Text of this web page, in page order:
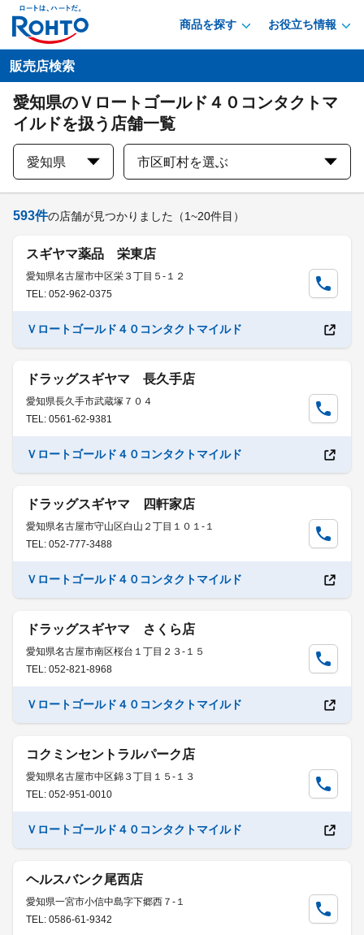
商品を探す お役立ち情報
販売店検索
愛知県のＶロートゴールド４０コンタクトマ
イルドを扱う店舗一覧
愛知県 市区町村を選ぶ
593件の店舗が見つかりました （1~20件目）
スギヤマ薬品 栄東店
愛知県名古屋市中区栄３丁目５-１２
TEL: 052-962-0375
Ｖロートゴールド４０コンタクトマイルド
ドラッグスギヤマ 長久手店
愛知県長久手市武蔵塚７０４
TEL: 0561-62-9381
Ｖロートゴールド４０コンタクトマイルド
ドラッグスギヤマ 四軒家店
愛知県名古屋市守山区白山２丁目１０１-１
TEL: 052-777-3488
Ｖロートゴールド４０コンタクトマイルド
ドラッグスギヤマ さくら店
愛知県名古屋市南区桜台１丁目２３-１５
TEL: 052-821-8968
Ｖロートゴールド４０コンタクトマイルド
コクミンセントラルパーク店
愛知県名古屋市中区錦３丁目１５-１３
TEL: 052-951-0010
Ｖロートゴールド４０コンタクトマイルド
ヘルスバンク尾西店
愛知県一宮市小信中島字下郷西７-１
TEL: 0586-61-9342